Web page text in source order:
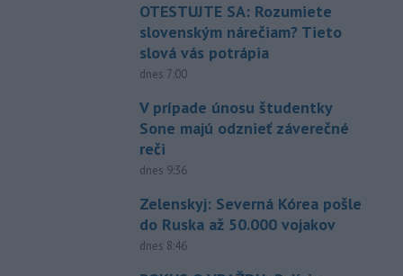
OTESTUJTE SA: Rozumiete
slovenským nárečiam? Tieto
slová vás potrápia
dnes 7:00
V prípade únosu študentky
Sone majú odznieť záverečné
reči
dnes 9:36
Zelenskyj: Severná Kórea pošle
do Ruska až 50.000 vojakov
dnes 8:46